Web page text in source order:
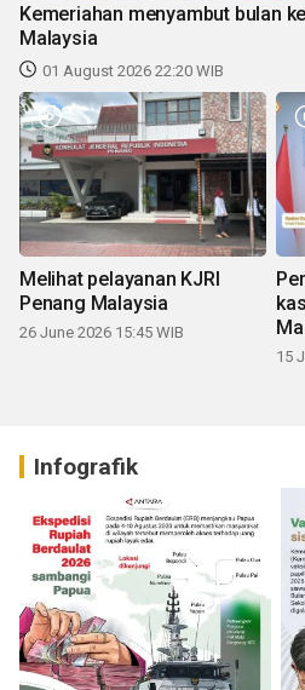
Kemeriahan menyambut bulan
Malaysia
01 August 2026 22:20 WIB
Melihat pelayanan KJRI
Penang Malaysia
26 June 2026 15:45 WIB
15
Infografik